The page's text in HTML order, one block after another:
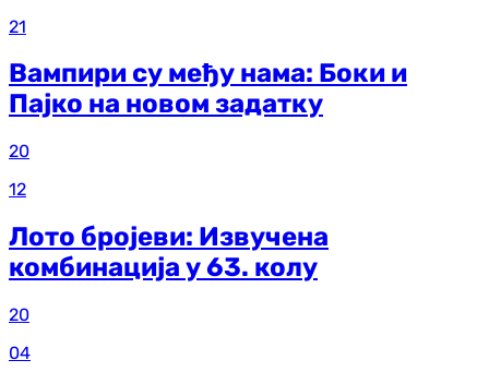
21
Вампири су међу нама: Боки и
Пајко на новом задатку
20
12
Лото бројеви: Извучена
комбинација у 63. колу
20
04